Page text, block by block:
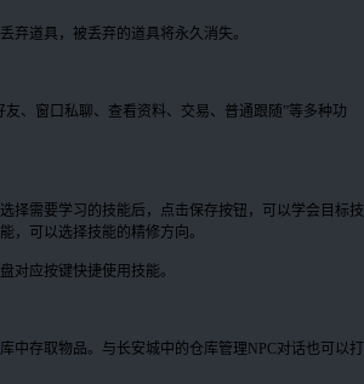
弃道具，被丢弃的道具将永久消失。
、窗口私聊、查看资料、交易、普通跟随”等多种功
择需要学习的技能后，点击保存按钮，可以学会目标技
，可以选择技能的精修方向。
对应按键快捷使用技能。
存取物品。与长安城中的仓库管理NPC对话也可以打